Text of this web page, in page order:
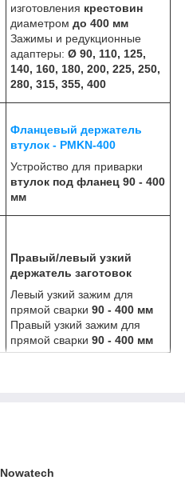
изготовления крестовин
диаметром до 400 мм
Зажимы и редукционные
адаптеры: Ø 90, 110, 125,
140, 160, 180, 200, 225, 250,
280, 315, 355, 400
Фланцевый держатель
втулок - PMKN-400
Устройство для приварки
втулок под фланец 90 - 400
мм
Правый/левый узкий
держатель заготовок
Левый узкий зажим для
прямой сварки 90 - 400 мм
Правый узкий зажим для
прямой сварки 90 - 400 мм
Nowatech